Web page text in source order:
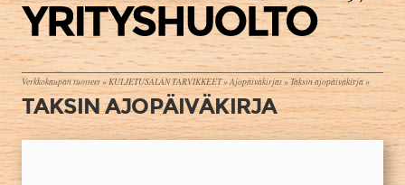
Verkkokaupan tuotteet»KULJETUSALAN TARVIKKEET»Ajopäiväkirjat» Taksin ajopäiväkirja»
TAKSIN AJOPÄIVÄKIRJA